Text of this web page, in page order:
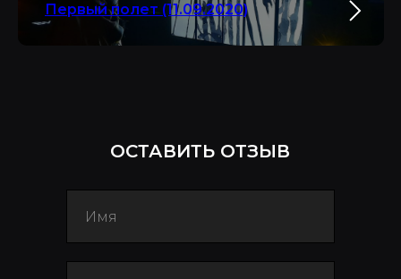
Первый полет (11.09.2020)
ОСТАВИТЬ ОТЗЫВ